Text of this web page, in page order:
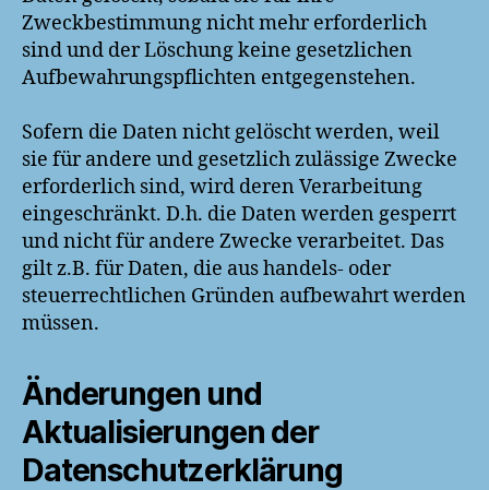
Zweckbestimmung nicht mehr erforderlich
sind und der Löschung keine gesetzlichen
Aufbewahrungspflichten entgegenstehen.
Sofern die Daten nicht gelöscht werden, weil
sie für andere und gesetzlich zulässige Zwecke
erforderlich sind, wird deren Verarbeitung
eingeschränkt. D.h. die Daten werden gesperrt
und nicht für andere Zwecke verarbeitet. Das
gilt z.B. für Daten, die aus handels- oder
steuerrechtlichen Gründen aufbewahrt werden
müssen.
Änderungen und
Aktualisierungen der
Datenschutzerklärung